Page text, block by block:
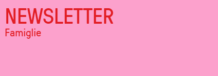
NEWSLETTER
Famiglie